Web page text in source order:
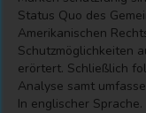
Status Quo des
Amerikanischen
Schutzmöglichkeiten
erörtert. Schließlich
Analyse samt
In englischer Sprache.